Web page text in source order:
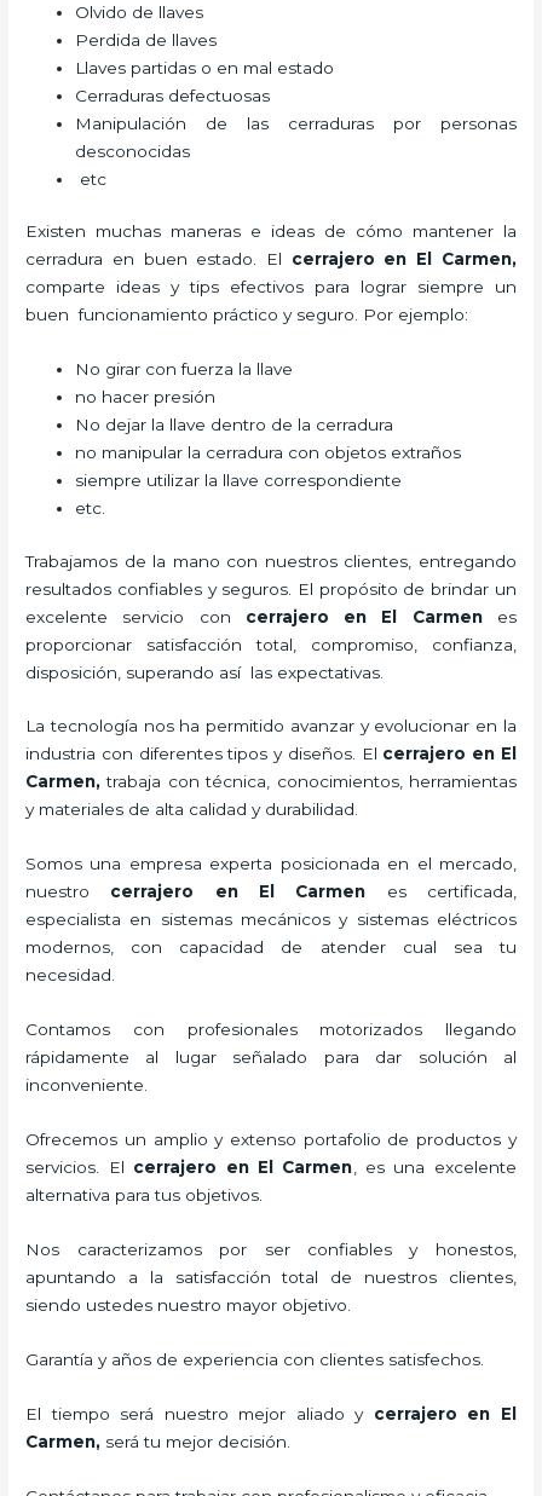
Olvido de llaves
Perdida de llaves
Llaves partidas o en mal estado
Cerraduras defectuosas
Manipulación de las cerraduras por personas
desconocidas
etc
Existen muchas maneras e ideas de cómo mantener la
cerradura en buen estado. El cerrajero en El Carmen,
comparte ideas y tips efectivos para lograr siempre un
buen funcionamiento práctico y seguro. Por ejemplo:
No girar con fuerza la llave
no hacer presión
No dejar la llave dentro de la cerradura
no manipular la cerradura con objetos extraños
siempre utilizar la llave correspondiente
etc.
Trabajamos de la mano con nuestros clientes, entregando
resultados confiables y seguros. El propósito de brindar un
excelente servicio con cerrajero en El Carmenes
proporcionar satisfacción total, compromiso, confianza,
disposición, superando así las expectativas.
La tecnología nos ha permitido avanzar y evolucionar en la
industria con diferentes tipos y diseños. El cerrajero en El
Carmen,trabaja con técnica, conocimientos, herramientas
y materiales de alta calidad y durabilidad.
Somos una empresa experta posicionada en el mercado,
nuestro cerrajero en El Carmen es certificada,
especialista en sistemas mecánicos y sistemas eléctricos
modernos, con capacidad de atender cual sea tu
necesidad.
Contamos con profesionales motorizados llegando
rápidamente al lugar señalado para dar solución al
inconveniente.
Ofrecemos un amplio y extenso portafolio de productos y
servicios. El cerrajero en El Carmen , es una excelente
alternativa para tus objetivos.
Nos caracterizamos por ser confiables y honestos,
apuntando a la satisfacción total de nuestros clientes,
siendo ustedes nuestro mayor objetivo.
Garantía y años de experiencia con clientes satisfechos.
El tiempo será nuestro mejor aliado y cerrajero en El
Carmen, será tu mejor decisión.